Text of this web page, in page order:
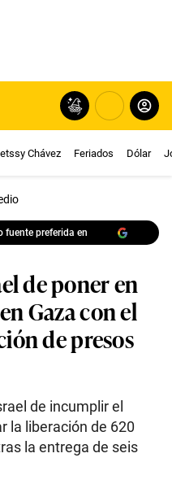
Chávez Feriados Dólar
fuente preferida en
de poner en
Gaza con el
de presos
de incumplir el
la liberación de 620
la entrega de seis